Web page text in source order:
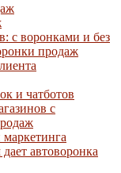
с воронками и без
продаж
и чатботов
с
автоворонка